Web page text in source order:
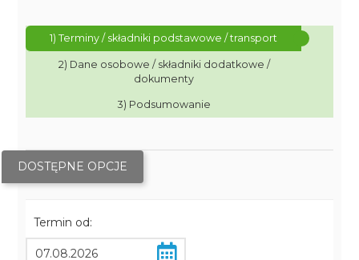
1) Terminy / składniki podstawowe / transport
2) Dane osobowe / składniki dodatkowe /
dokumenty
3) Podsumowanie
DOSTĘPNE OPCJE
Termin od: